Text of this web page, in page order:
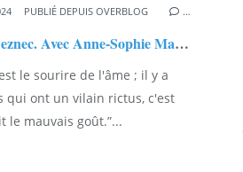
PUBLIÉ DEPUIS OVERBLOG …
Affaire Seznec. Avec Anne-Sophie Martin : pour Noël : Pas de trêve dans le mauvais goût..
le sourire de l'âme ; il y a
qui ont un vilain rictus, c'est
le mauvais goût.”...